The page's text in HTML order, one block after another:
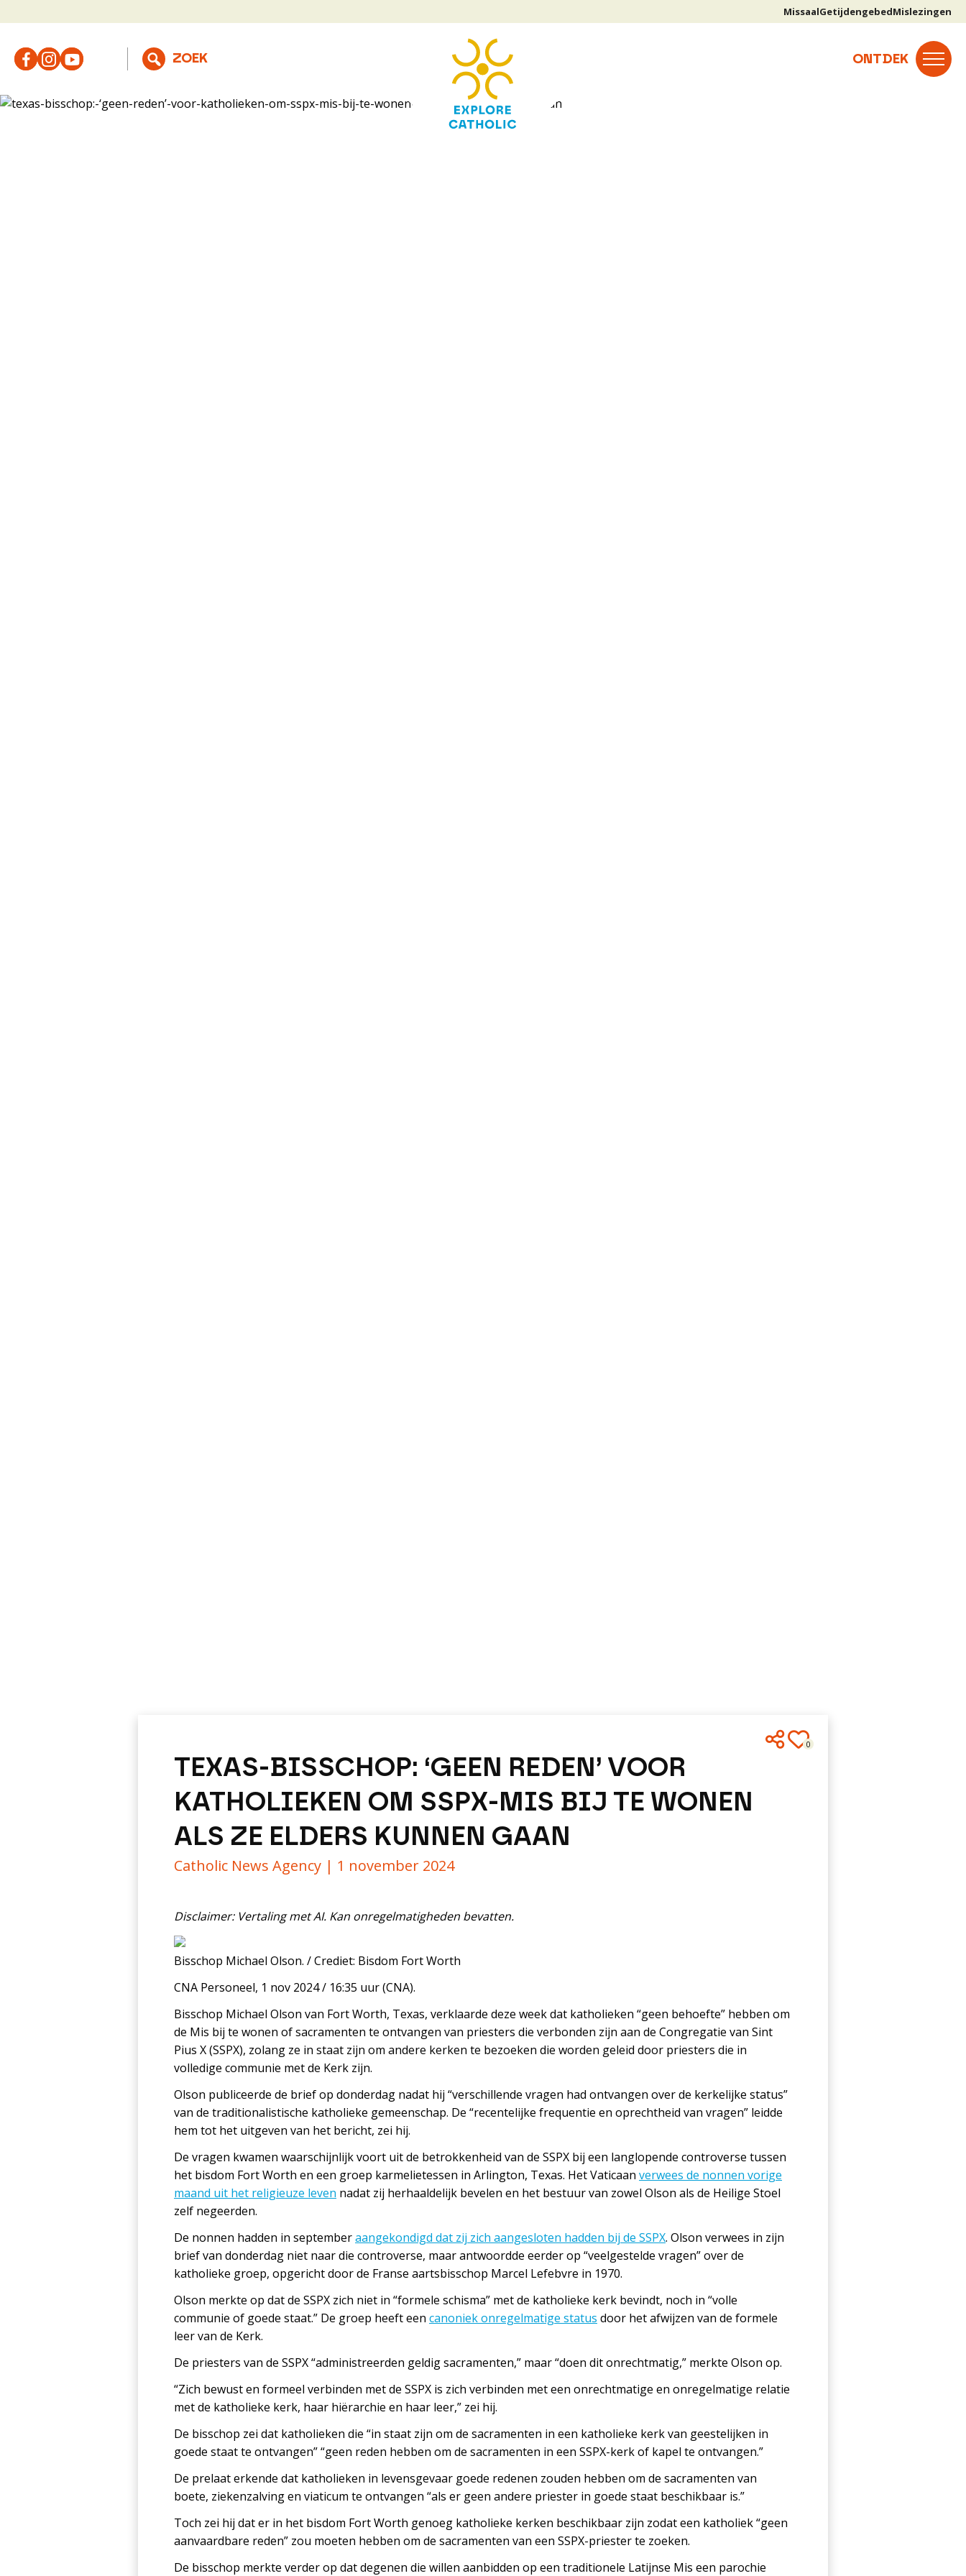
MissaalGetijdengebedMislezingen
0
TEXAS-BISSCHOP: ‘GEEN REDEN’ VOOR
KATHOLIEKEN OM SSPX-MIS BIJ TE WONEN
ALS ZE ELDERS KUNNEN GAAN
Catholic News Agency | 1 november 2024
Disclaimer: Vertaling met AI. Kan onregelmatigheden bevatten.
Bisschop Michael Olson. / Crediet: Bisdom Fort Worth
CNA Personeel, 1 nov 2024 / 16:35 uur (CNA).
Bisschop Michael Olson van Fort Worth, Texas, verklaarde deze week dat katholieken “geen behoefte” hebben om
de Mis bij te wonen of sacramenten te ontvangen van priesters die verbonden zijn aan de Congregatie van Sint
Pius X (SSPX), zolang ze in staat zijn om andere kerken te bezoeken die worden geleid door priesters die in
volledige communie met de Kerk zijn.
Olson publiceerde de brief op donderdag nadat hij “verschillende vragen had ontvangen over de kerkelijke status”
van de traditionalistische katholieke gemeenschap. De “recentelijke frequentie en oprechtheid van vragen” leidde
hem tot het uitgeven van het bericht, zei hij.
De vragen kwamen waarschijnlijk voort uit de betrokkenheid van de SSPX bij een langlopende controverse tussen
het bisdom Fort Worth en een groep karmelietessen in Arlington, Texas. Het Vaticaan verwees de nonnen vorige
maand uit het religieuze leven nadat zij herhaaldelijk bevelen en het bestuur van zowel Olson als de Heilige Stoel
zelf negeerden.
De nonnen hadden in septemberaangekondigd dat zij zich aangesloten hadden bij de SSPX. Olson verwees in zijn
brief van donderdag niet naar die controverse, maar antwoordde eerder op “veelgestelde vragen” over de
katholieke groep, opgericht door de Franse aartsbisschop Marcel Lefebvre in 1970.
Olson merkte op dat de SSPX zich niet in “formele schisma” met de katholieke kerk bevindt, noch in “volle
communie of goede staat.” De groep heeft een canoniek onregelmatige status door het afwijzen van de formele
leer van de Kerk.
De priesters van de SSPX “administreerden geldig sacramenten,” maar “doen dit onrechtmatig,” merkte Olson op.
“Zich bewust en formeel verbinden met de SSPX is zich verbinden met een onrechtmatige en onregelmatige relatie
met de katholieke kerk, haar hiërarchie en haar leer,” zei hij.
De bisschop zei dat katholieken die “in staat zijn om de sacramenten in een katholieke kerk van geestelijken in
goede staat te ontvangen” “geen reden hebben om de sacramenten in een SSPX-kerk of kapel te ontvangen.”
De prelaat erkende dat katholieken in levensgevaar goede redenen zouden hebben om de sacramenten van
boete, ziekenzalving en viaticum te ontvangen “als er geen andere priester in goede staat beschikbaar is.”
Toch zei hij dat er in het bisdom Fort Worth genoeg katholieke kerken beschikbaar zijn zodat een katholiek “geen
aanvaardbare reden” zou moeten hebben om de sacramenten van een SSPX-priester te zoeken.
De bisschop merkte verder op dat degenen die willen aanbidden op een traditionele Latijnse Mis een parochie